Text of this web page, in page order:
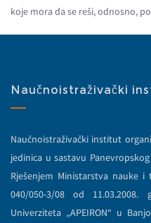
koje mora da se reši, odnosno,
Naučnoistraživački
Naučnoistraživački institut
jedinica u sastavu
Rješenjem Ministarstva nauke
040/050-3/08 od 11.03.2008.
Univerziteta „APEIRON“ u